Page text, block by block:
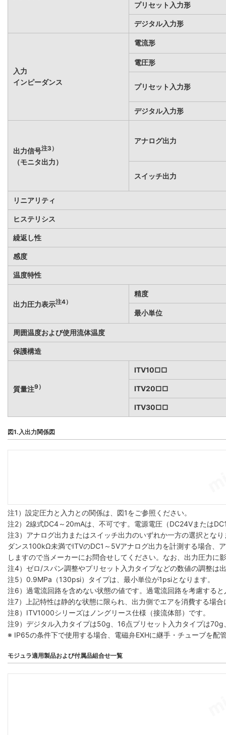
プリセット入力形
デジタル入力形
入力
インピーダンス
電流形
電圧形
プリセット入力形
デジタル入力形
出力信号注3）
（モニタ出力）
アナログ出力
スイッチ出力
リニアリティ
ヒステリシス
繰返し性
感度
温度特性
出力圧力表示注4）
精度
最小単位
周囲温度および使用流体温度
保護構造
質量注9）
ITV10□□
ITV20□□
ITV30□□
図1.入出力関係図
注1）設定圧力と入力との関係は、図1をご参照ください。
注2）2線式DC4～20mAは、不可です。電源電圧（DC24Vまたは
注3）アナログ出力またはスイッチ出力のいずれか一方の選択とな
ダンス100kΩ未満でITVのDC1～5Vアナログ出力を計測する場合、
しますので当メーカーにお問合せしてください。なお、出力圧力に
注4）ゼロ/スパン調整やプリセット入力タイプなどの数値の調整
注5）0.9MPa（130psi）タイプは、最小単位が1psiとなります。
注6）過電流回路を含めない状態の値です。過電流回路を考慮する
注7）上記特性は静的な状態に限られ、出力側でエアを消費する場
注8）ITV1000シリーズはノングリース仕様（接流体部）です。
注9）デジタル入力タイプは50g、16点プリセット入力タイプは70g
※ IP65の条件下で使用する場合、電磁弁EXHに継手・チューブを配
モジュラ適用製品および付属品組合せ一覧